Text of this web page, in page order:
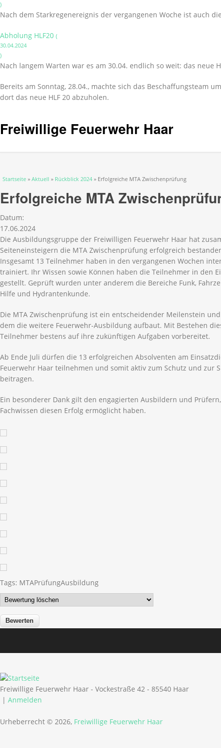
)
Nach dem Starkregenereignis der vergangenen Woche ist auch
Abholung HLF20 (
30.04.2024
)
Nach langem Warten war es am 30.04. endlich so weit: das
Bereits am Sonntag, 28.04., machte sich das Beschaffungsteam
dort das neue HLF 20 abzuholen.
Freiwillige Feuerwehr Haar
Sie sind hier
Startseite » Aktuell » Rückblick 2024 » Erfolgreiche MTA Zwischenprüfung
Erfolgreiche MTA
Datum:
17.06.2024
Die Ausbildungsgruppe der Freiwilligen Feuerwehr Haar hat
Seiteneinsteigern die MTA Zwischenprüfung erfolgreich
Insgesamt 13 Teilnehmer haben in den vergangenen Wochen
trainiert. Ihr Wissen sowie Können haben die Teilnehmer in den
gestellt. Geprüft wurden unter anderem die Bereiche Funk,
Hilfe und Hydrantenkunde.
Die MTA Zwischenprüfung ist ein entscheidender Meilenstein
dem die weitere Feuerwehr-Ausbildung aufbaut. Mit Bestehen
Teilnehmer bestens auf ihre zukünftigen Aufgaben vorbereitet.
Ab Ende Juli dürfen die 13 erfolgreichen Absolventen am
Feuerwehr Haar teilnehmen und somit aktiv zum Schutz und zur
beitragen.
Ein besonderer Dank gilt den engagierten Ausbildern und
Fachwissen diesen Erfolg ermöglicht haben.
Tags: MTAPrüfungAusbildung
Freiwillige Feuerwehr Haar - Vockestraße 42 - 85540 Haar
| Anmelden
Urheberrecht © 2026, Freiwillige Feuerwehr Haar